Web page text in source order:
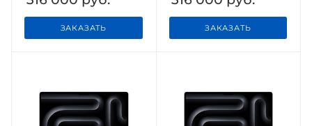
ЗАКАЗАТЬ ЗАКАЗАТЬ